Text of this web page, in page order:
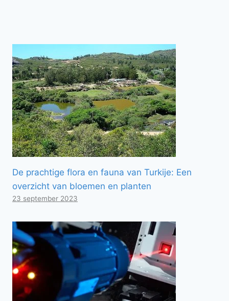
De prachtige flora en fauna van Turkije: Een
overzicht van bloemen en planten
23 september 2023